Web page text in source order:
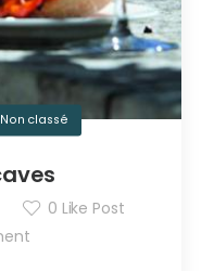
Non classé
0 Like Post